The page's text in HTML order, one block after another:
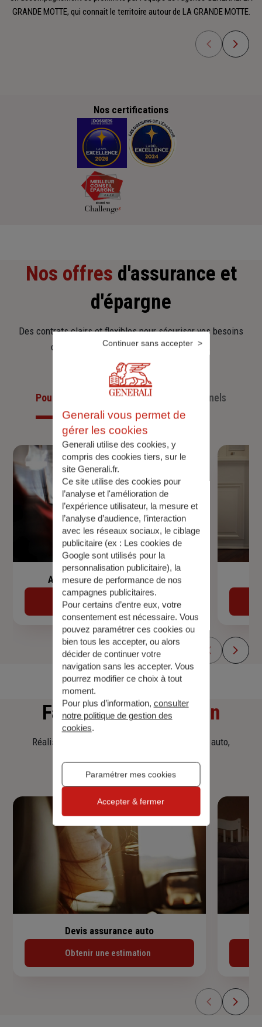
GRANDE MOTTE, qui connait le territoire autour de LA GRANDE MOTTE.
Nos certifications
Nos offres d'assurance et
d'épargne
Des contrats clairs et flexibles pour sécuriser vos besoins
d’aujourd’hui et anticiper ceux de demain.
Pour les particuliersPour les professionnels
Assurance de prêt immobilier
Découvrir
Faitesune simulation
Réalisez une simulation tarifaire d'assurance, auto,
Devis assurance auto
Obtenir une estimation
Generali vous permet de
gérer les cookies
Generali utilise des cookies, y
compris des cookies tiers, sur le
site Generali.fr.
Ce site utilise des cookies pour
l’analyse et l'amélioration de
l’expérience utilisateur, la mesure et
l’analyse d’audience, l’interaction
avec les réseaux sociaux, le ciblage
publicitaire (ex : Les cookies de
Google sont utilisés pour la
personnalisation publicitaire), la
mesure de performance de nos
campagnes publicitaires.
Pour certains d’entre eux, votre
consentement est nécessaire. Vous
pouvez paramétrer ces cookies ou
bien tous les accepter, ou alors
décider de continuer votre
navigation sans les accepter. Vous
pourrez modifier ce choix à tout
moment.
Pour plus d’information, consulter
notre politique de gestion des
cookies.
Paramétrer mes cookies
Continuer sans accepter
Accepter & fermer